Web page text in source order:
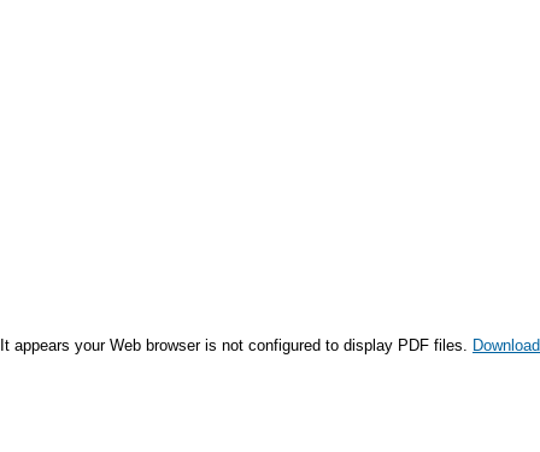
It appears your Web browser is not configured to display PDF files.